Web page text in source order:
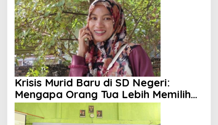
Krisis Murid Baru di SD Negeri:
Mengapa Orang Tua Lebih Memilih
Sekolah Swasta?